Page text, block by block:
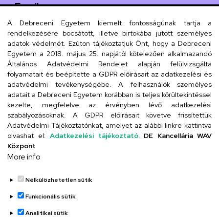
Email
arany.titkarsag@arany-alt.unideb.hu
Cím
4026 Debrecen, Arany János tér 1.
Szervezeti telefonkönyv
UD telefonkönyv
A Debreceni Egyetem kiemelt fontosságúnak tartja a
rendelkezésére bocsátott, illetve birtokába jutott személyes
adatok védelmét. Ezúton tájékoztatjuk Önt, hogy a Debreceni
Egyetem a 2018. május 25. napjától kötelezően alkalmazandó
Általános Adatvédelmi Rendelet alapján felülvizsgálta
folyamatait és beépítette a GDPR előírásait az adatkezelési és
adatvédelmi tevékenységébe. A felhasználók személyes
adatait a Debreceni Egyetem korábban is teljes körültekintéssel
kezelte, megfelelve az érvényben lévő adatkezelési
szabályozásoknak. A GDPR előírásait követve frissítettük
Adatvédelmi Tájékoztatónkat, amelyet az alábbi linkre kattintva
olvashat el: Adatkezelési tájékoztató. DE Kancellária WAV
Központ
More info
Nélkülözhetetlen sütik
Funkcionális sütik
Analitikai sütik